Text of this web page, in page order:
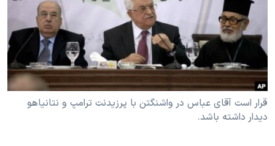
فرهنگ و زندگی
حقوق شهروندی
اقتصادی
علم و فناوری
اسرائیل در جنگ
گالری عکس
مستندها
انتخابات ریاست جمهوری آمریکا ۲۰۲۴
حمله جمهوری اسلامی به اسرائیل
رمز مهسا
ورزش زنان در ایران
اعتراضات زن، زندگی، آزادی
دنبال کنید
زبانهای مختلف
قرار است آقای عباس در واشنگتن با پرزیدنت ترامپ و نتانیاهو
دیدار داشته باشد.